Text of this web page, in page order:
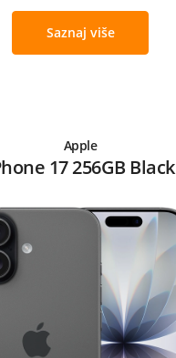
Saznaj više
Apple
17 256GB Black